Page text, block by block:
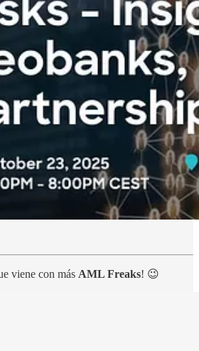
viene con más AML Freaks! 😉